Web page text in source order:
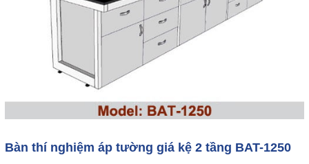
Bàn thí nghiệm áp tường giá kệ 2 tầng BAT-1250